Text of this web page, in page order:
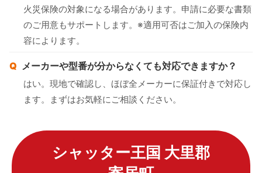
火災保険の対象になる場合があります。申請に必要な書類
のご用意もサポートします。※適用可否はご加入の保険内
容によります。
メーカーや型番が分からなくても対応できますか？
はい。現地で確認し、ほぼ全メーカーに保証付きで対応し
ます。まずはお気軽にご相談ください。
シャッター王国 大里郡